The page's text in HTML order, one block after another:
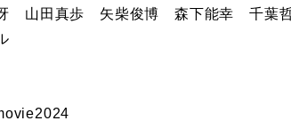
山田真歩 矢柴俊博 森下能幸 千葉